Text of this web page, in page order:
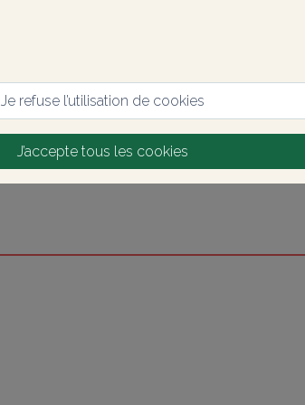
Je refuse l’utilisation de cookies
J’accepte tous les cookies